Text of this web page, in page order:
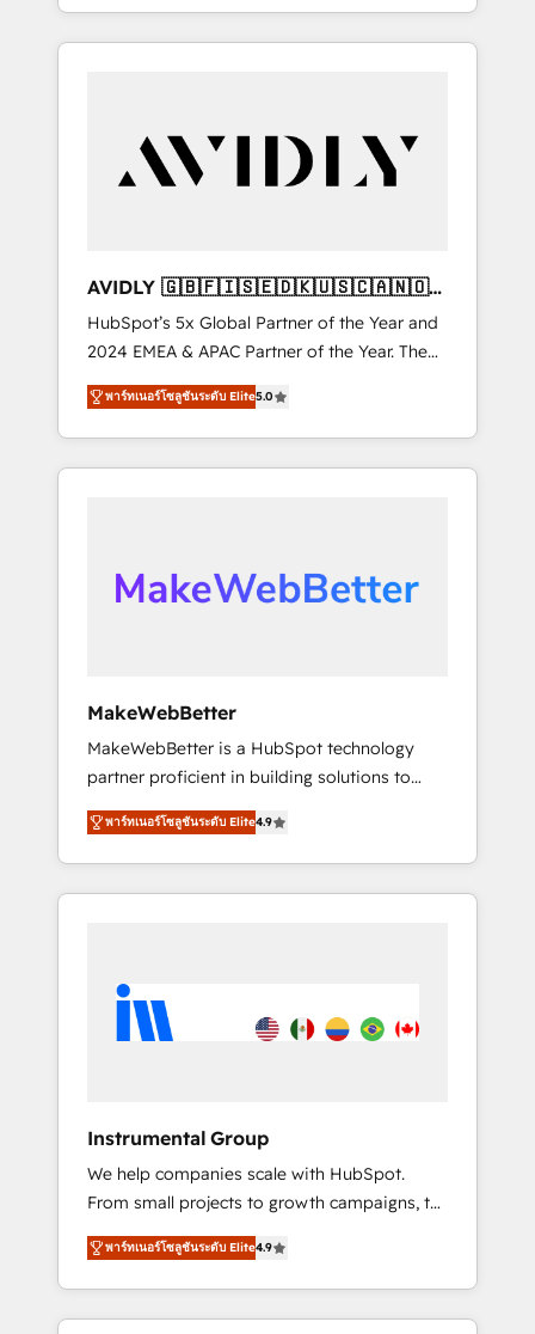
specialize in both strategic RevOps planning
and hands-on technical execution - building
Services - Managed IT (MSP) - Franchises -
Professional Services - And more! How we
Custom integrations and workflow
automation ✔️ User adoption programs,
training, and enablement Through project-
based engagements and ongoing RevOps
partnerships, we guide organizations through
the revenue maturity model - delivering the
right improvements at the right time so
AVIDLY 🇬🇧🇫🇮🇸🇪🇩🇰🇺🇸🇨🇦🇳🇴
🇩🇪🇦🇺🇳🇿
HubSpot’s 5x Global Partner of the Year and
2024 EMEA & APAC Partner of the Year. The
world’s most experienced and fully
accredited HubSpot Solutions Partner. 🚀
With 2,750+ HubSpot projects delivered and
370+ specialists across EMEA, APAC and NAM,
automation, we turn complexity into clarity,
human at global scale. 🏆 HubSpot’s CEO
พาร์ทเนอร์โซลูชันระดับ Elite5.0
MakeWebBetter
MakeWebBetter is a HubSpot technology
partner proficient in building solutions to
maximize the operational efficiency of
HubSpot. The fastest-growing tech-enabler &
facilitator, MakeWebBetter, hands you the
blend of HubSpot expertise & eminent
HubSpot experience 🤝HubSpot Premier
Integration partner 🤝Google Premier Partner
Harnessing the full potential of the powerful
HubSpot CRM. ✔️A team of HubSpot experts
backed by over 10+ years of HubSpot
experience ✔️Flexible pricing models —
Hourly-fee (assigned one Dedicated
HubSpot Admin); Monthly-fee (HubSpot
Admin + Project Manager); and Fixed Project
พาร์ทเนอร์โซลูชันระดับ Elite4.9
Instrumental Group
We help companies scale with HubSpot.
From small projects to growth campaigns, to
CRM and websites. Hire an agency that's
experienced in every inch of HubSpot and
willing to work hand-in-hand with your team
to simplify the complex and build a better
พาร์ทเนอร์โซลูชันระดับ Elite4.9